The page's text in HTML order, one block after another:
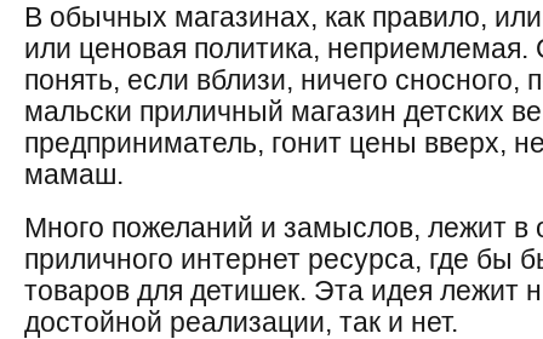
В обычных магазинах, как правило,
или ценовая политика,
понять, если вблизи, ничего сносного,
мальски приличный магазин детских
предприниматель, гонит цены вверх,
мамаш.
Много пожеланий и замыслов, лежит в
приличного интернет ресурса, где бы
товаров для детишек. Эта идея лежит
достойной реализации, так и нет.